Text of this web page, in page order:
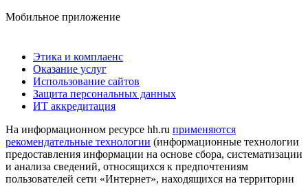
Мобильное приложение
Этика и комплаенс
Оказание услуг
Использование сайтов
Защита персональных данных
ИТ аккредитация
На информационном ресурсе hh.ru применяются
рекомендательные технологии (информационные технологии
предоставления информации на основе сбора, систематизации
и анализа сведений, относящихся к предпочтениям
пользователей сети «Интернет», находящихся на территории